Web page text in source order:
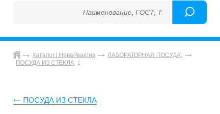
Наименование, ГОСТ, ТУ, ГСО, МСО, ОСО,
Каталог | НеваРеактив
ЛАБОРАТОРНАЯ ПОСУДА:
ПОСУДА ИЗ СТЕКЛА
ПОСУДА ИЗ СТЕКЛА